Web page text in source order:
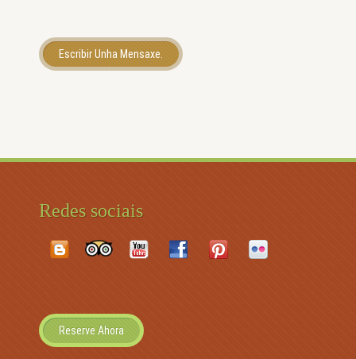
Escribir Unha Mensaxe.
Redes sociais
Reserve Ahora